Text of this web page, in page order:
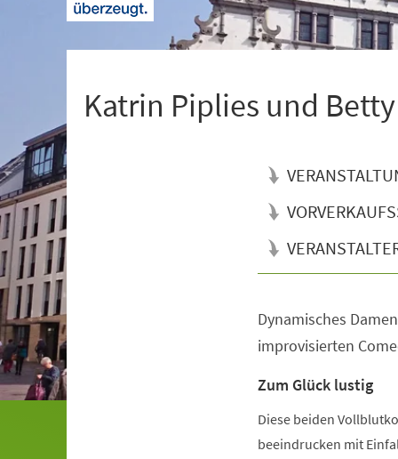
Katrin Piplies und
Dynamisches
improvisierten
Zum Glück lustig
Diese beiden
beeindrucken mit